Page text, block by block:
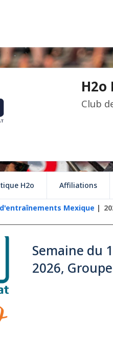
H2o
Club
H2o Affiliations
Mexique
Semaine du
2026,